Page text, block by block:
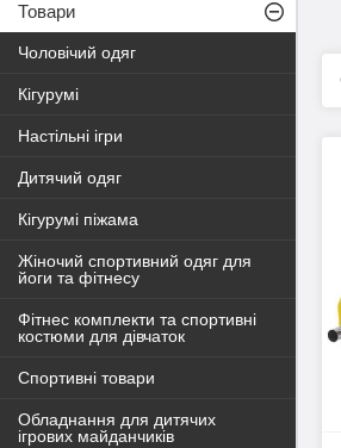
Товари
Чоловічий одяг
Кігурумі
Настільні ігри
Дитячий одяг
Кігурумі піжама
Жіночий спортивний одяг для
йоги та фітнесу
Фітнес комплекти та спортивні
костюми для дівчаток
Спортивні товари
Обладнання для дитячих
ігрових майданчиків